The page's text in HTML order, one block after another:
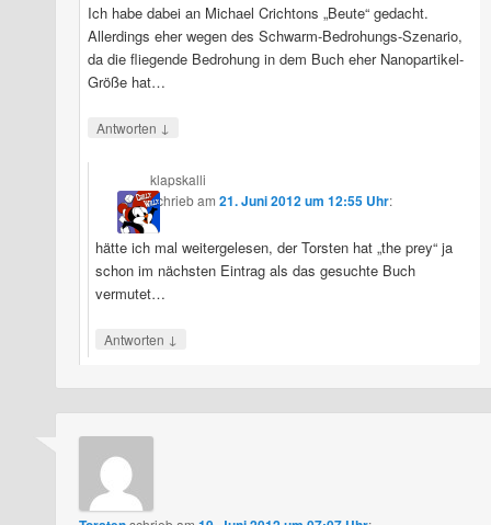
Ich habe dabei an Michael Crichtons „Beute“ gedacht.
Allerdings eher wegen des Schwarm-Bedrohungs-Szenario,
da die fliegende Bedrohung in dem Buch eher Nanopartikel-
Größe hat…
Antworten ↓
klapskalli
schriebam21. Juni 2012 um 12:55 Uhr:
hätte ich mal weitergelesen, der Torsten hat „the prey“ ja
schon im nächsten Eintrag als das gesuchte Buch
vermutet…
Antworten ↓